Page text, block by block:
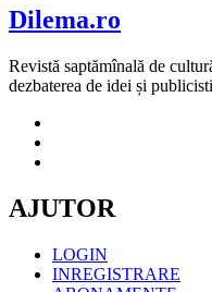
Dilema.ro
Revistă saptămînală de
dezbaterea de idei și
AJUTOR
LOGIN
INREGISTRARE